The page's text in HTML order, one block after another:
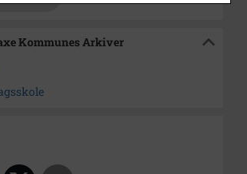
Kommunes Arkiver